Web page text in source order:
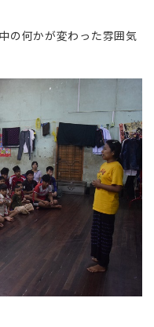
の何かが変わった雰囲気